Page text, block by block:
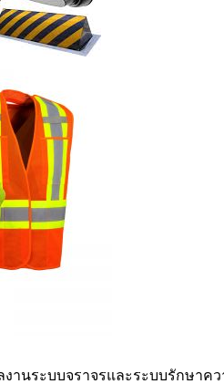
านระบบจราจรและระบบรักษาค